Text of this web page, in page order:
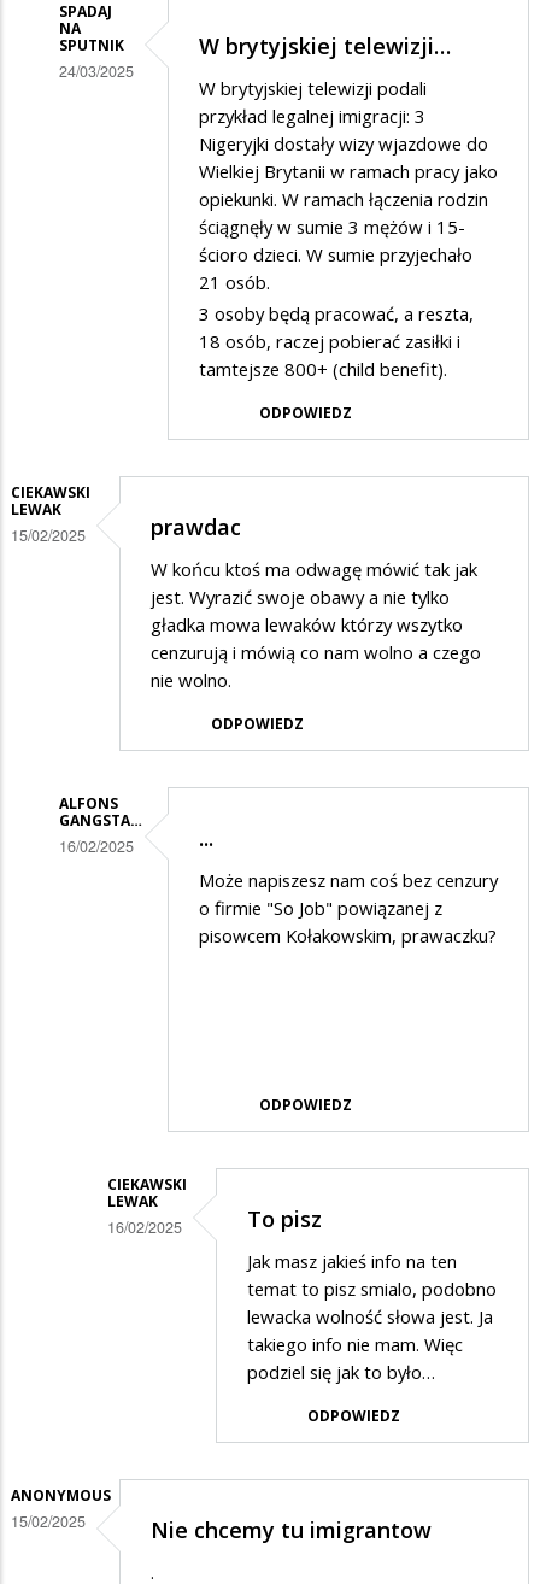
SPADAJ
NA
SPUTNIK
24/03/2025
W brytyjskiej telewizji…
W brytyjskiej telewizji podali
przykład legalnej imigracji: 3
Nigeryjki dostały wizy wjazdowe do
Wielkiej Brytanii w ramach pracy jako
opiekunki. W ramach łączenia rodzin
ściągnęły w sumie 3 mężów i 15-
ścioro dzieci. W sumie przyjechało
21 osób.
3 osoby będą pracować, a reszta,
18 osób, raczej pobierać zasiłki i
tamtejsze 800+ (child benefit).
ODPOWIEDZ
CIEKAWSKI
LEWAK
15/02/2025 prawdac
W końcu ktoś ma odwagę mówić tak jak
jest. Wyrazić swoje obawy a nie tylko
gładka mowa lewaków którzy wszytko
cenzurują i mówią co nam wolno a czego
nie wolno.
ODPOWIEDZ
ALFONS
GANGSTA…
16/02/2025 ...
Może napiszesz nam coś bez cenzury
o firmie "So Job" powiązanej z
pisowcem Kołakowskim, prawaczku?
ODPOWIEDZ
CIEKAWSKI
LEWAK
16/02/2025
odpowiedzi
na
...
To pisz
Jak masz jakieś info na ten
temat to pisz smialo, podobno
lewacka wolność słowa jest. Ja
takiego info nie mam. Więc
podziel się jak to było…
ODPOWIEDZ
ANONYMOUS
15/02/2025 Nie chcemy tu imigrantow
.